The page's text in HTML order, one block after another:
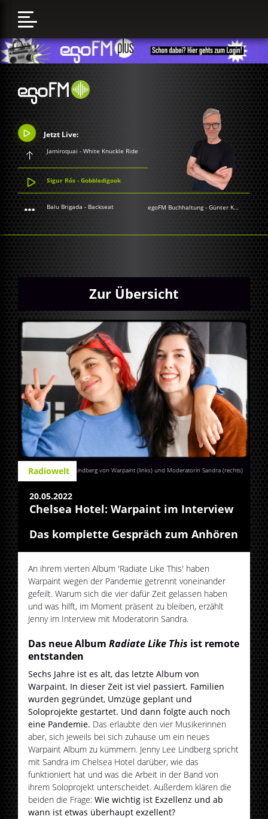
Jetzt Live:
Jamiroquai - White Knuckle Ride
Sigur Rós - Gobbledigook
Balu Brigada - Backseat egoFM Buchhaltung-Günter Keil
Zur Übersicht
Jenny Lee Lindberg von Warpaint (links) und Moderatorin Sandra (rechts)
Radiowelt
20.05.2022
Chelsea Hotel: Warpaint im Interview
Das komplette Gespräch zum Anhören
An ihrem vierten Album 'Radiate Like This' haben
Warpaint wegen der Pandemie getrennt voneinander
gefeilt. Warum sich die vier dafür Zeit gelassen haben
und was hilft, im Moment präsent zu bleiben, erzählt
Jenny im Interview mit Moderatorin Sandra.
Das neue AlbumRadiate Like This ist remote
entstanden
Sechs Jahre ist es alt, das letzte Album von
Warpaint. In dieser Zeit ist viel passiert. Familien
wurden gegründet, Umzüge geplant und
Soloprojekte gestartet. Und dann folgte auch noch
eine Pandemie. Das erlaubte den vier Musikerinnen
aber, sich jeweils bei sich zuhause um ein neues
Warpaint Album zu kümmern. Jenny Lee Lindberg spricht
mit Sandra im Chelsea Hotel darüber, wie das
funktioniert hat und was die Arbeit in der Band von
ihrem Soloprojekt unterscheidet. Außerdem klären die
beiden die Frage:Wie wichtig ist Exzellenz und ab
wann ist etwas überhaupt exzellent?